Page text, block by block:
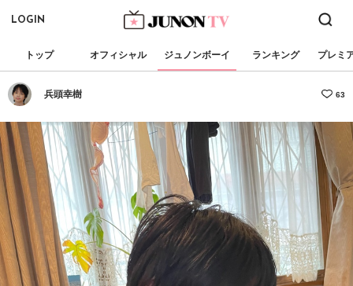
LOGIN
トップ オフィシャル ジュノンボーイ ランキング プレミ
兵頭幸樹 63